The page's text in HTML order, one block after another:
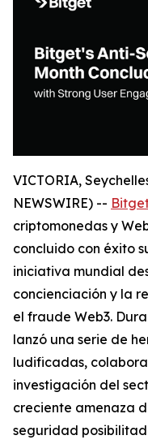
VICTORIA,
NEWSWIRE) --
criptomonedas y
concluido con éxito
iniciativa mundial
concienciación y la
el fraude Web3.
lanzó una serie de
ludificadas,
investigación del
creciente amenaza
seguridad